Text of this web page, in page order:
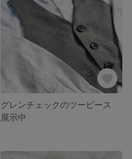
グレンチェックのツーピース
展示中